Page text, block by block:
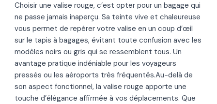
Choisir une valise rouge, c’est opter pour un bagage qui
ne passe jamais inaperçu. Sa teinte vive et chaleureuse
vous permet de repérer votre valise en un coup d’œil
sur le tapis à bagages, évitant toute confusion avec les
modèles noirs ou gris qui se ressemblent tous. Un
avantage pratique indéniable pour les voyageurs
pressés ou les aéroports très fréquentés.Au-delà de
son aspect fonctionnel, la valise rouge apporte une
touche d’élégance affirmée à vos déplacements. Que